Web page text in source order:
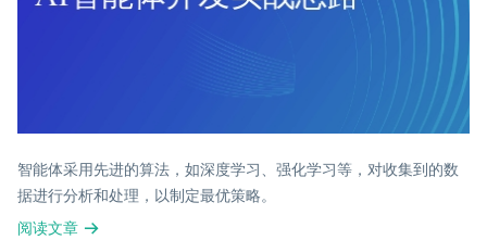
智能体采用先进的算法，如深度学习、强化学习等，对收集到的数
据进行分析和处理，以制定最优策略。
阅读文章